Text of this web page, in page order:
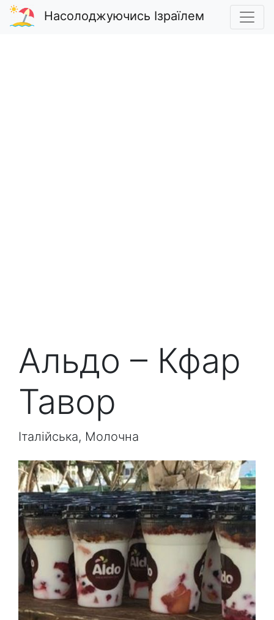
Насолоджуючись Ізраїлем
Альдо – Кфар
Тавор
Італійська, Молочна